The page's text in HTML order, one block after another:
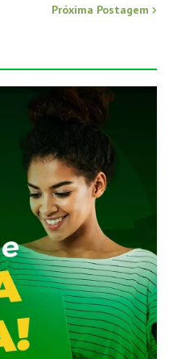
Próxima Postagem